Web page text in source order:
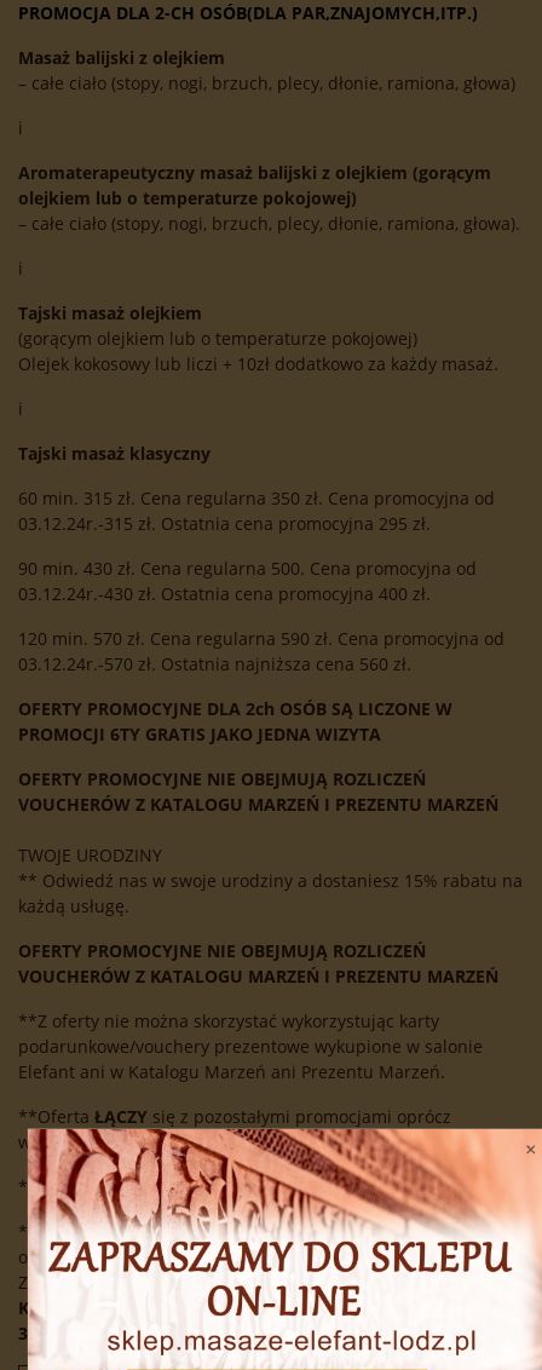
PROMOCJA DLA 2-CH OSÓB(DLA PAR,ZNAJOMYCH,ITP.)
Masaż balijski z olejkiem
– całe ciało (stopy, nogi, brzuch, plecy, dłonie, ramiona, głowa)
i
Aromaterapeutyczny masaż balijski z olejkiem (gorącym
olejkiem lub o temperaturze pokojowej)
– całe ciało (stopy, nogi, brzuch, plecy, dłonie, ramiona, głowa).
i
Tajski masaż olejkiem
(gorącym olejkiem lub o temperaturze pokojowej)
Olejek kokosowy lub liczi + 10zł dodatkowo za każdy masaż.
i
Tajski masaż klasyczny
60 min. 315 zł. Cena regularna 350 zł. Cena promocyjna od
03.12.24r.-315 zł. Ostatnia cena promocyjna 295 zł.
90 min. 430 zł. Cena regularna 500. Cena promocyjna od
03.12.24r.-430 zł. Ostatnia cena promocyjna 400 zł.
120 min. 570 zł. Cena regularna 590 zł. Cena promocyjna od
03.12.24r.-570 zł. Ostatnia najniższa cena 560 zł.
OFERTY PROMOCYJNE DLA 2ch OSÓB SĄ LICZONE W
PROMOCJI 6TY GRATIS JAKO JEDNA WIZYTA
OFERTY PROMOCYJNE NIE OBEJMUJĄ ROZLICZEŃ
VOUCHERÓW Z KATALOGU MARZEŃ I PREZENTU MARZEŃ
TWOJE URODZINY
** Odwiedź nas w swoje urodziny a dostaniesz 15% rabatu na
każdą usługę.
OFERTY PROMOCYJNE NIE OBEJMUJĄ ROZLICZEŃ
VOUCHERÓW Z KATALOGU MARZEŃ I PREZENTU MARZEŃ
**Z oferty nie można skorzystać wykorzystując karty
podarunkowe/vouchery prezentowe wykupione w salonie
Elefant ani w Katalogu Marzeń ani Prezentu Marzeń.
**Oferta ŁĄCZY się z pozostałymi promocjami oprócz
wykorzystanie kart podarunkowych/voucherów.
** Oferta nie dotyczy zakupu voucherów.
**W przypadku promocji dla dwojga rabat 15% jest naliczany
od 50% wartości usługi(przy urodzinach 1 osoby)
Zestawy:
masaż balijski ,tajski 60 min. x 5 szt. =687,50 i
Kobido 5x=834zł nie są objęte promocją 6ty masaż w ciągu
3ch miesięcy gratis.